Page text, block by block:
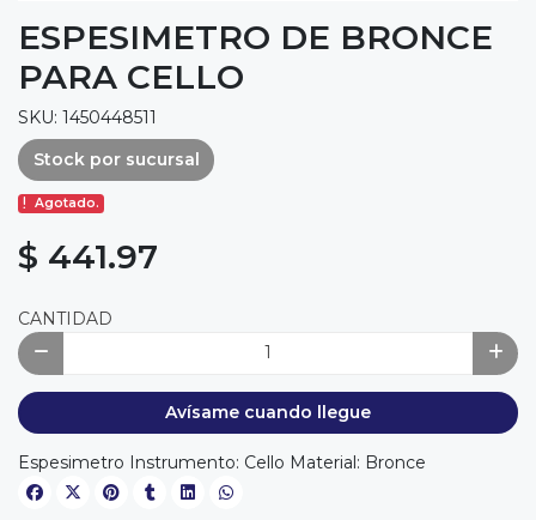
ESPESIMETRO DE BRONCE
PARA CELLO
SKU: 1450448511
Stock por sucursal
Agotado.
$ 441.97
CANTIDAD
Avísame cuando llegue
Espesimetro Instrumento: Cello Material: Bronce